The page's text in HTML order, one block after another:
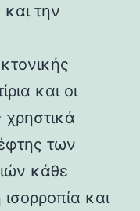
την
και οι
των
κάθε
και